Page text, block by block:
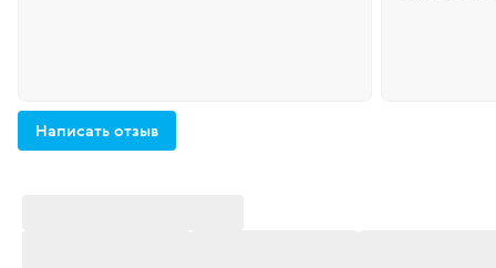
Написать отзыв